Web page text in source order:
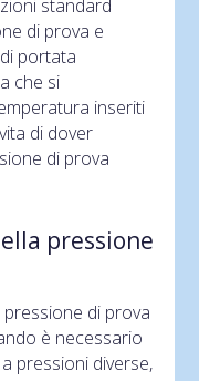
standard
di prova e
portata
che si
inseriti
di dover
di prova
pressione
di prova
è necessario
pressioni diverse,